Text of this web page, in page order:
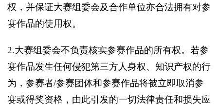
权，并保证大赛组委会及合作单位亦合法拥有对参
赛作品的使用权。
2.大赛组委会不负责核实参赛作品的所有权。若参
赛作品发生任何侵犯第三方人身权、知识产权的行
为，参赛者/参赛团体和参赛作品将被立即取消参
赛或得奖资格，由此引发的一切法律责任和损失应